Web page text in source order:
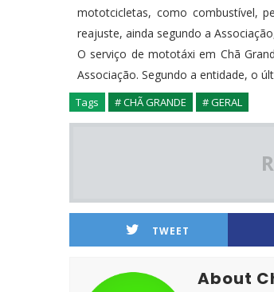
mototcicletas, como combustível,
reajuste, ainda segundo a
O serviço de mototáxi em Chã
Associação. Segundo a entidade, o
Tags # CHÃ GRANDE # GERAL
TWEET
About